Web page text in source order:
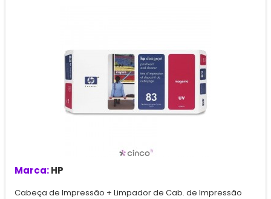
Marca:HP
Cabeça de Impressão + Limpador de Cab. de Impressão